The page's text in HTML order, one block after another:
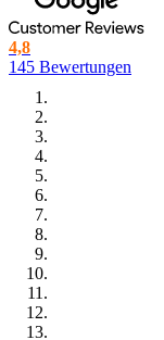
4,8
145 Bewertungen